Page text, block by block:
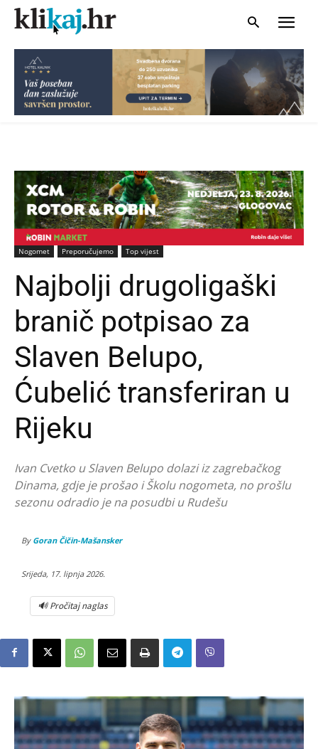
Nogomet Preporučujemo Top vijest
Najbolji drugoligaški
branič potpisao za
Slaven Belupo,
Ćubelić transferiran u
Rijeku
Ivan Cvetko u Slaven Belupo dolazi iz zagrebačkog
Dinama, gdje je prošao i Školu nogometa, no prošlu
sezonu odradio je na posudbi u Rudešu
By Goran Čičin-Mašansker
Srijeda, 17. lipnja 2026.
🔊 Pročitaj naglas